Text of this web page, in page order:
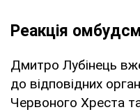
Реакція
Дмитро Лубінець
до відповідних
Червоного Хреста та